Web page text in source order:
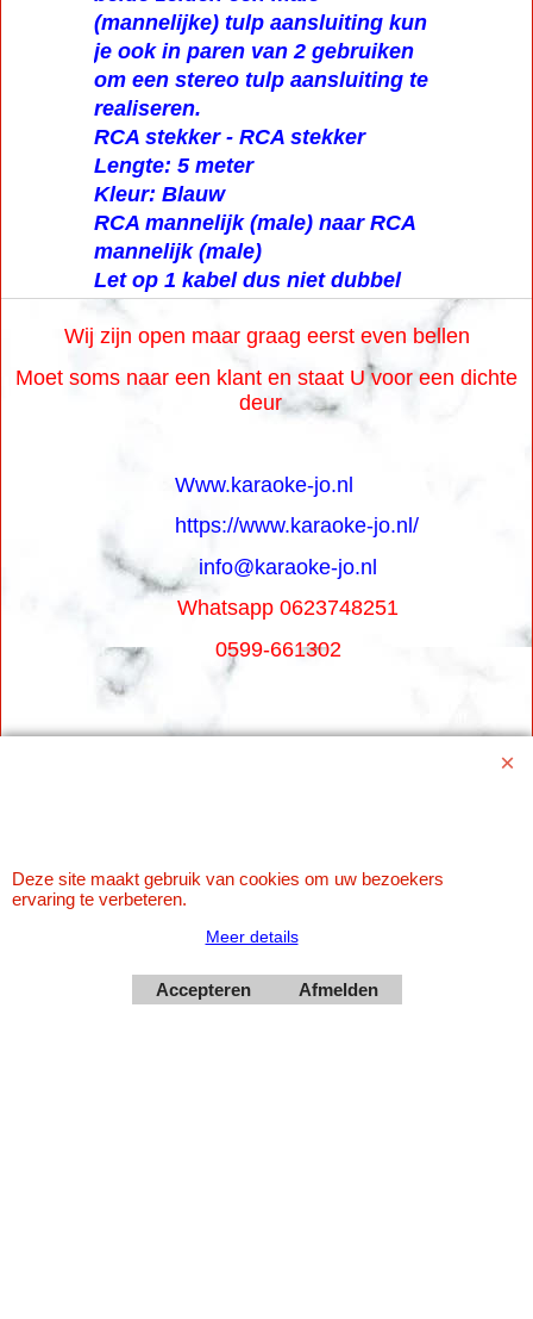
(mannelijke) tulp aansluiting kun
je ook in paren van 2 gebruiken
om een stereo tulp aansluiting te
realiseren.
RCA stekker - RCA stekker
Lengte: 5 meter
Kleur: Blauw
RCA mannelijk (male) naar RCA
mannelijk (male)
Let op 1 kabel dus niet dubbel
Wij zijn open maar graag eerst even bellen
Moet soms naar een klant en staat U voor een dichte
deur
Www.karaoke-jo.nl
https://www.karaoke-jo.nl/
info@karaoke-jo.nl
Whatsapp 0623748251
0599-661302
Deze site maakt gebruik van cookies om uw bezoekers
ervaring te verbeteren.
Meer details
Accepteren Afmelden